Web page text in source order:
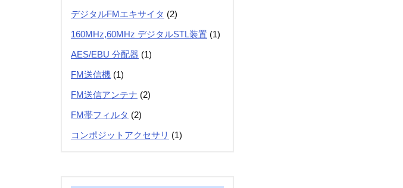
デジタルFMエキサイタ (2)
160MHz,60MHz デジタルSTL装置 (1)
AES/EBU 分配器 (1)
FM送信機 (1)
FM送信アンテナ (2)
FM帯フィルタ (2)
コンポジットアクセサリ (1)